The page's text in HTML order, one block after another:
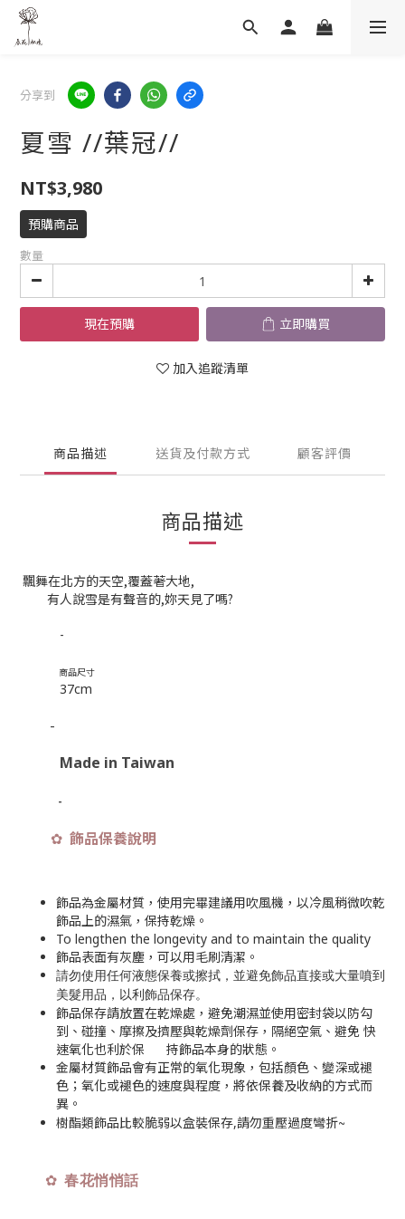
分享到
夏雪 //葉冠//
NT$3,980
預購商品
數量
現在預購 立即購買
加入追蹤清單
商品描述 送貨及付款方式 顧客評價
商品描述
飄舞在北方的天空,覆蓋著大地,
有人說雪是有聲音的,妳天見了嗎?
-
商品尺寸
37cm
-
Made in Taiwan
-
✿ 飾品保養說明
飾品為金屬材質，使用完畢建議用吹風機，以冷風稍微吹乾
飾品上的濕氣，保持乾燥。
To lengthen the longevity and to maintain the quality
飾品表面有灰塵，可以用毛刷清潔。
請勿使用任何液態保養或擦拭，並避免飾品直接或大量噴到
美髮用品，以利飾品保存。
飾品保存請放置在乾燥處，避免潮濕並使用密封袋以防勾
到、碰撞、摩擦及擠壓與乾燥劑保存，隔絕空氣、避免 快
速氧化也利於保 持飾品本身的狀態。
金屬材質飾品會有正常的氧化現象，包括顏色、變深或褪
色；氧化或褪色的速度與程度，將依保養及收納的方式而
異。
樹酯類飾品比較脆弱以盒裝保存,請勿重壓過度彎折~
✿ 春花悄悄話